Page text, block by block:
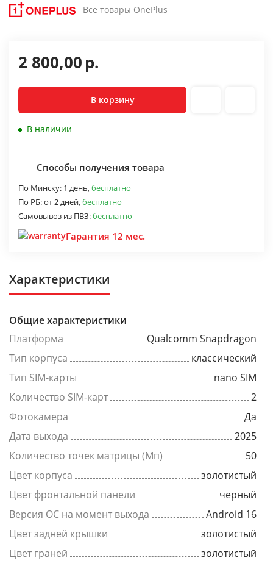
Все товары OnePlus
2 800,00р.
В корзину
В наличии
Способы получения товара
По Минску: 1 день,бесплатно
По РБ:от 2 дней,бесплатно
Самовывоз из ПВЗ:бесплатно
Гарантия 12 мес.
Характеристики
Общие характеристики
Платформа
Qualcomm Snapdragon
Тип корпуса
классический
Тип SIM-карты
nano SIM
Количество SIM-карт
2
Фотокамера
Да
Дата выхода
2025
Количество точек матрицы (Мп)
50
Цвет корпуса
золотистый
Цвет фронтальной панели
черный
Версия ОС на момент выхода
Android 16
Цвет задней крышки
золотистый
Цвет граней
золотистый